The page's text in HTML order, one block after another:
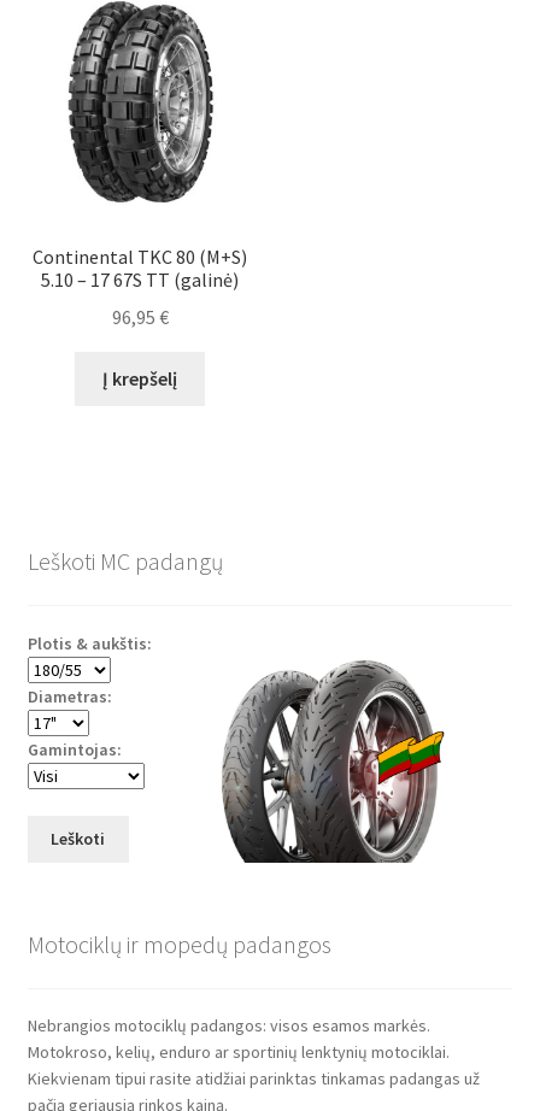
Continental TKC 80 (M+S)
5.10 – 17 67S TT (galinė)
96,95 €
Į krepšelį
Leškoti MC padangų
Plotis & aukštis:
Diametras:
Gamintojas:
Leškoti
Motociklų ir mopedų padangos
Nebrangios motociklų padangos: visos esamos markės.
Motokroso, kelių, enduro ar sportinių lenktynių motociklai.
Kiekvienam tipui rasite atidžiai parinktas tinkamas padangas už
pačią geriausią rinkos kainą.